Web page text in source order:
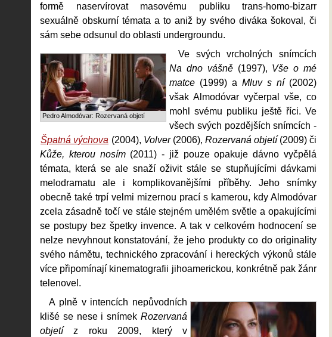
formě naservírovat masovému publiku trans-homo-bizarr
sexuálně obskurní témata a to aniž by svého diváka šokoval, či
sám sebe odsunul do oblasti undergroundu.
Pedro Almodóvar: Rozervaná objetí
Ve svých vrcholných snímcích
Na dno vášně(1997), Vše o mé
matce (1999) a Mluv s ní(2002)
však Almodóvar vyčerpal vše, co
mohl svému publiku ještě říci. Ve
všech svých pozdějších snímcích -
Špatná výchova (2004), Volver(2006), Rozervaná objetí(2009) či
Kůže, kterou nosím(2011) - již pouze opakuje dávno vyčpělá
témata, která se ale snaží oživit stále se stupňujícími dávkami
melodramatu ale i komplikovanějšími příběhy. Jeho snímky
obecně také trpí velmi mizernou prací s kamerou, kdy Almodóvar
zcela zásadně točí ve stále stejném umělém světle a opakujícími
se postupy bez špetky invence. A tak v celkovém hodnocení se
nelze nevyhnout konstatování, že jeho produkty co do originality
svého námětu, technického zpracování i hereckých výkonů stále
více připomínají kinematografii jihoamerickou, konkrétně pak žánr
telenovel.
A plně v intencích nepůvodních
klišé se nese i snímek Rozervaná
objetíz roku 2009, který v